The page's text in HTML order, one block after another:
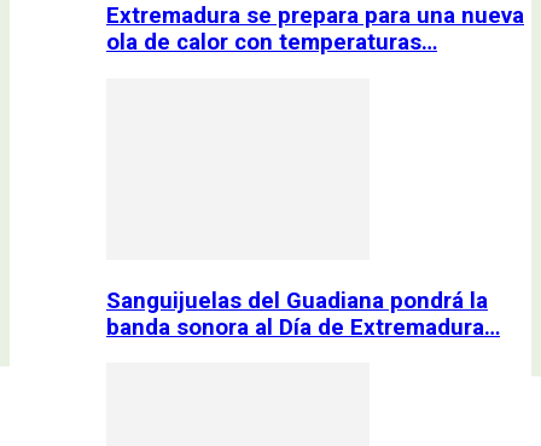
Extremadura se prepara para una nueva
ola de calor con temperaturas…
Sanguijuelas del Guadiana pondrá la
banda sonora al Día de Extremadura…